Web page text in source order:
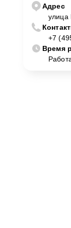
Адрес
улица
+7
Время